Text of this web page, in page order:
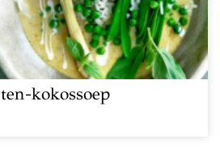
kokossoep